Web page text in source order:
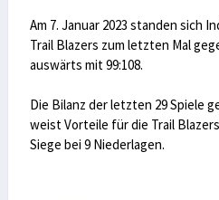
Am 7. Januar 2023 standen sich
Trail Blazers zum letzten Mal
auswärts mit 99:108.
Die Bilanz der letzten 29 Spiele
weist Vorteile für die Trail
Siege bei 9 Niederlagen.